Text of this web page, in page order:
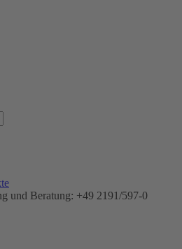
und Beratung: +49 2191/597-0